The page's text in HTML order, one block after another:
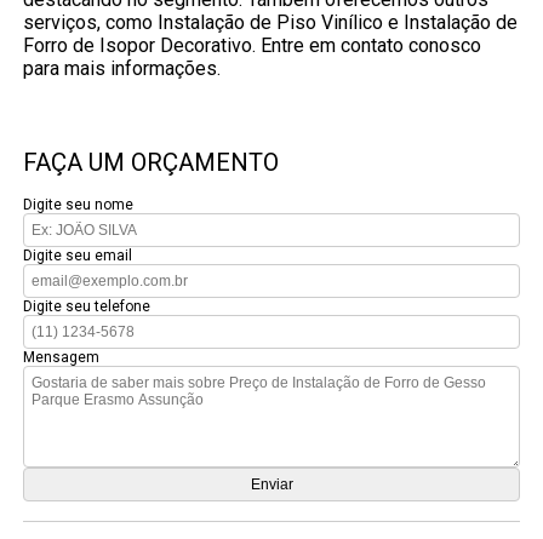
serviços, como Instalação de Piso Vinílico e Instalação de
Forro de Isopor Decorativo. Entre em contato conosco
para mais informações.
FAÇA UM ORÇAMENTO
Digite seu nome
Digite seu email
Digite seu telefone
Mensagem